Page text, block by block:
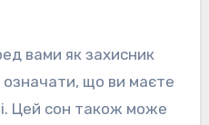
вами як захисник
що ви маєте
Цей сон також може